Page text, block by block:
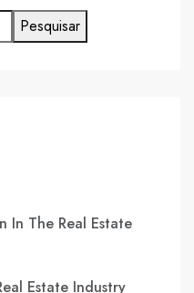
Pesquisar
In The Real Estate
Estate Industry